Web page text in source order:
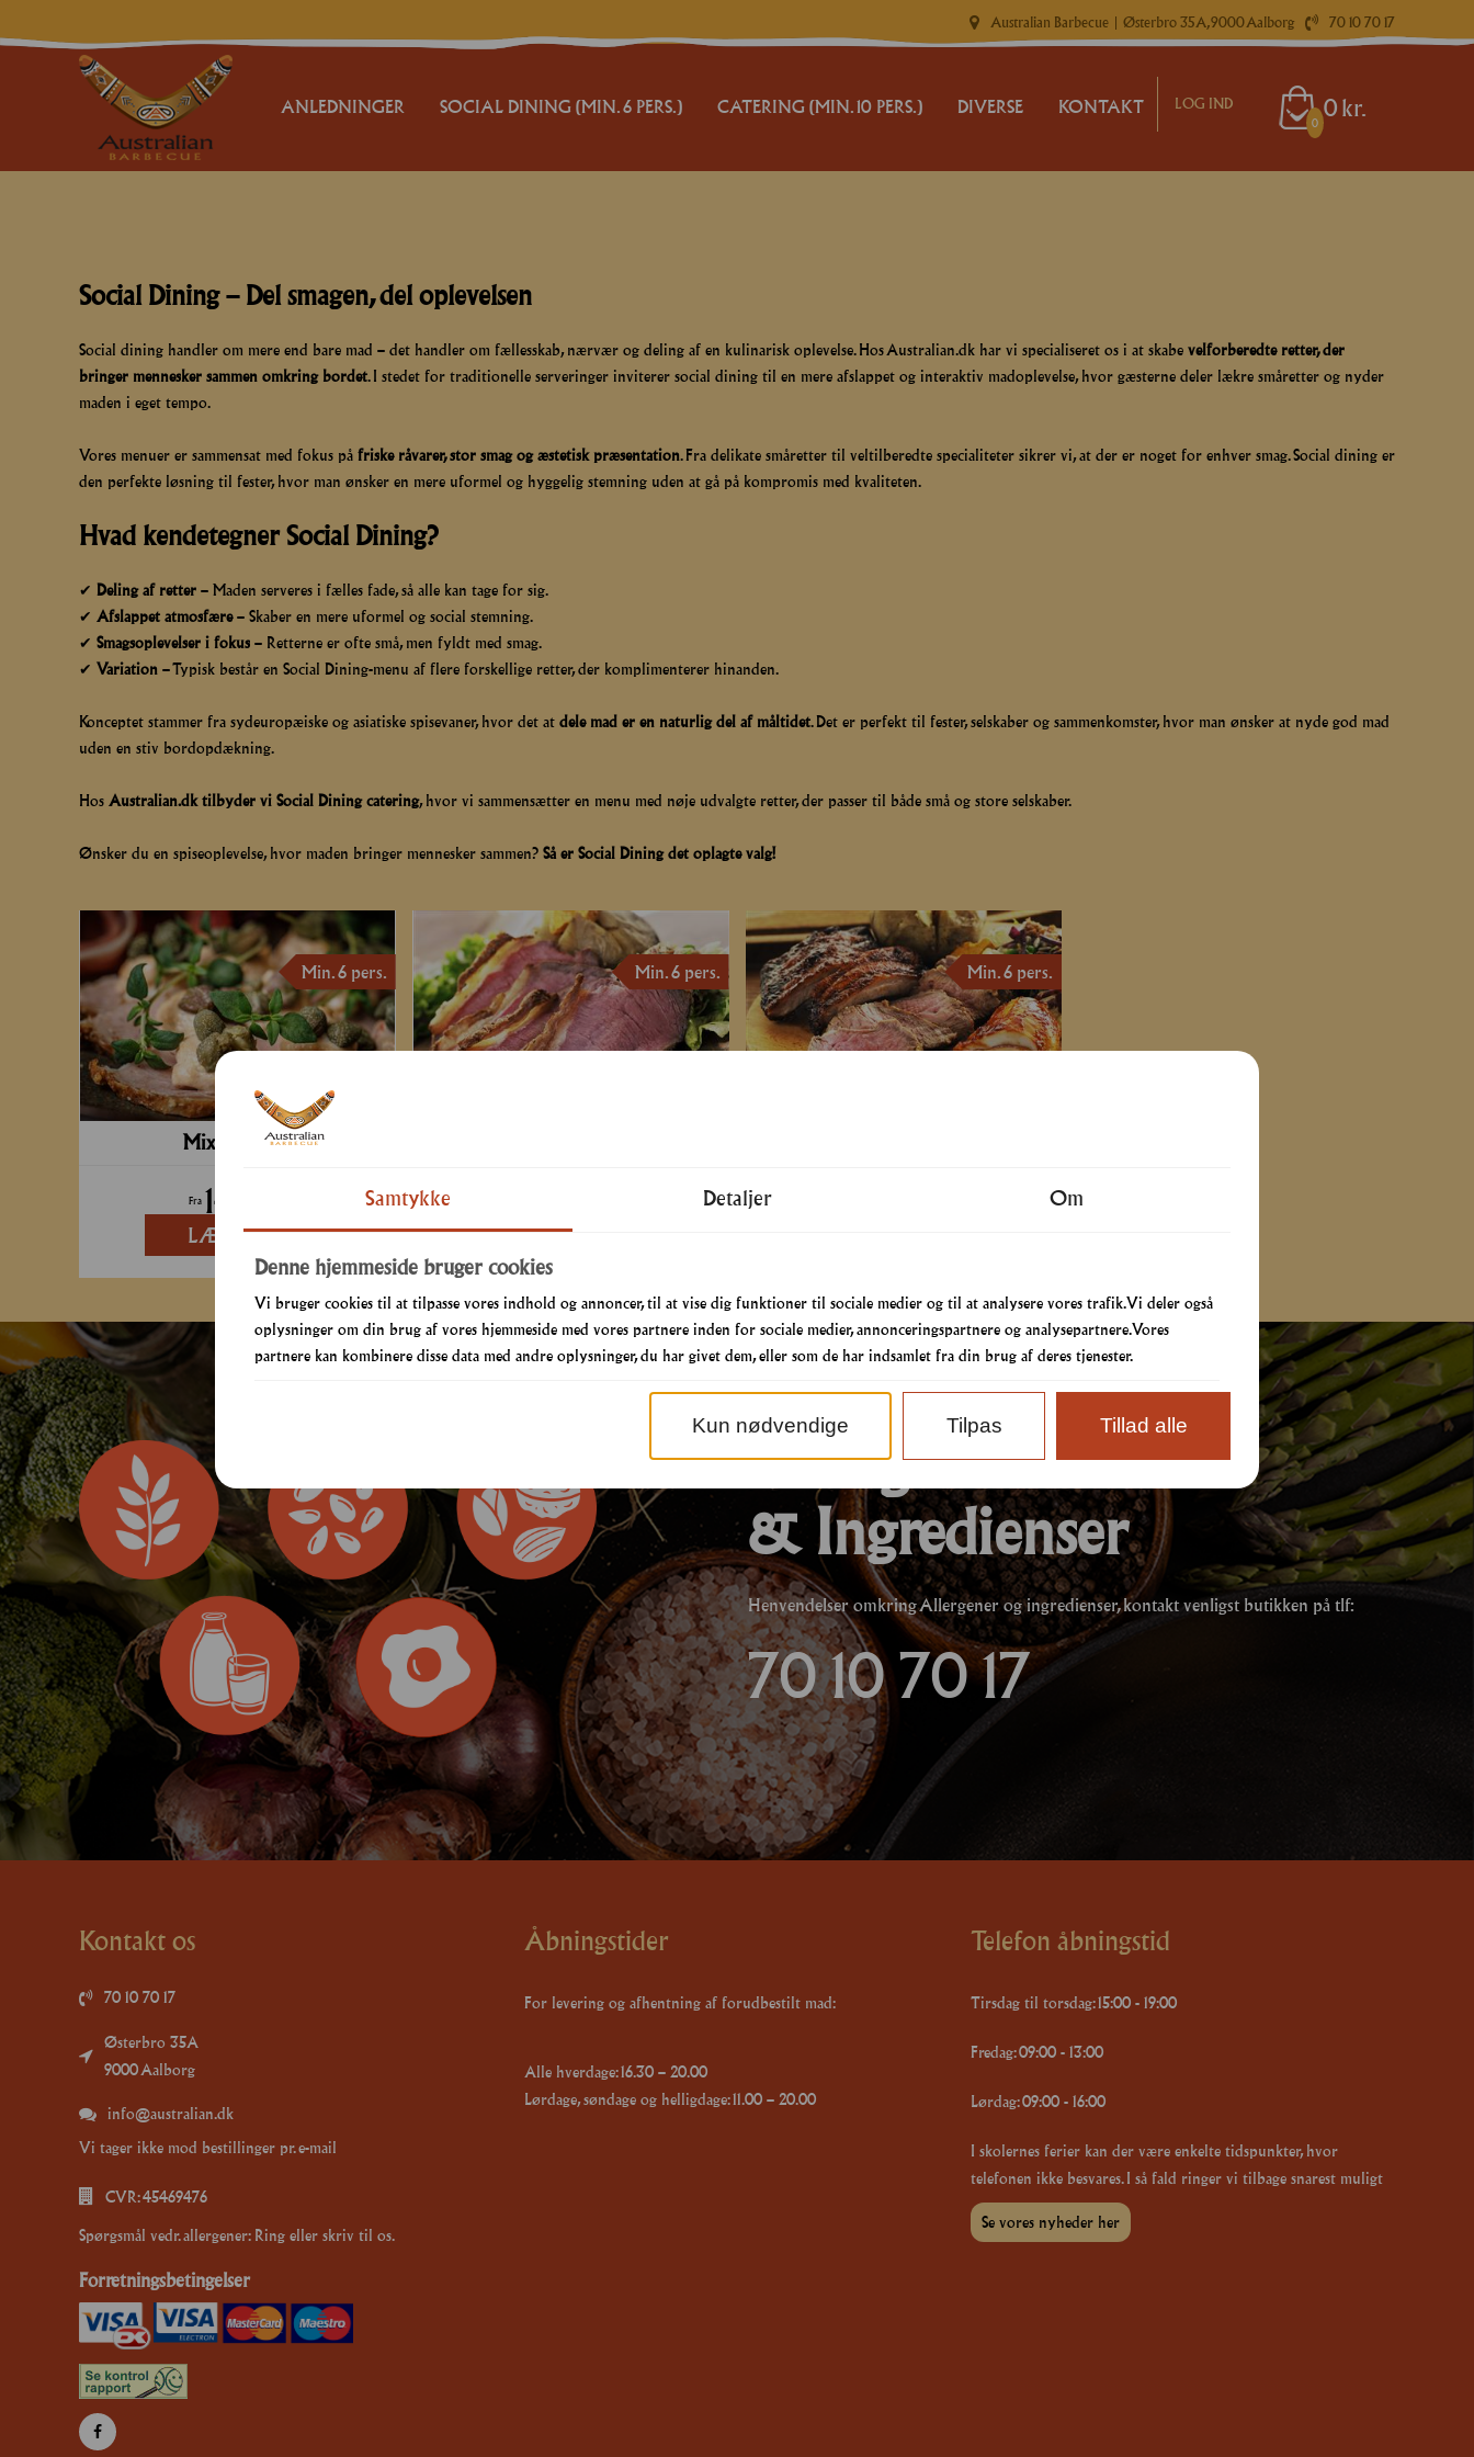
Australian Barbecue | Østerbro 35A, 9000 Aalborg 70 10 70 17
ANLEDNINGER
KONFIRMATION
GÆSTEMAD
JULEFROKOST
NYTÅR
RECEPTION
SOCIAL DINING (MIN. 6 PERS.) CATERING (MIN. 10 PERS.)
RESERVATION
DIVERSE
BETALING
KONTAKT LOG IND
0
0 kr.
Social Dining – Del smagen, del oplevelsen
Social dining handler om mere end bare mad – det handler om fællesskab, nærvær og deling af en kulinarisk oplevelse. Hos Australian.dk har vi specialiseret os i at skabe velforberedte retter, der
bringer mennesker sammen omkring bordet. I stedet for traditionelle serveringer inviterer social dining til en mere afslappet og interaktiv madoplevelse, hvor gæsterne deler lækre småretter og nyder
maden i eget tempo.
Vores menuer er sammensat med fokus på friske råvarer, stor smag og æstetisk præsentation. Fra delikate småretter til veltilberedte specialiteter sikrer vi, at der er noget for enhver smag. Social dining er
den perfekte løsning til fester, hvor man ønsker en mere uformel og hyggelig stemning uden at gå på kompromis med kvaliteten.
Hvad kendetegner Social Dining?
✔ Deling af retter – Maden serveres i fælles fade, så alle kan tage for sig.
✔ Afslappet atmosfære– Skaber en mere uformel og social stemning.
✔ Smagsoplevelser i fokus – Retterne er ofte små, men fyldt med smag.
✔ Variation – Typisk består en Social Dining-menu af flere forskellige retter, der komplimenterer hinanden.
Konceptet stammer fra sydeuropæiske og asiatiske spisevaner, hvor det at dele mad er en naturlig del af måltidet. Det er perfekt til fester, selskaber og sammenkomster, hvor man ønsker at nyde god mad
uden en stiv bordopdækning.
Hos Australian.dk tilbyder vi Social Dining catering, hvor vi sammensætter en menu med nøje udvalgte retter, der passer til både små og store selskaber.
Ønsker du en spiseoplevelse, hvor maden bringer mennesker sammen? Så er Social Dining det oplagte valg!
Mix 'n' Menu
Min. 6 pers.
Fra 149
LÆS MERE
Min. 6 pers.
LÆS MERE
Min. 6 pers.
Allergener
& Ingredienser
Henvendelser omkring Allergener og ingredienser, kontakt venligst butikken på tlf:
70 10 70 17
Kontakt os
70 10 70 17
Østerbro 35A
9000 Aalborg
info@australian.dk
Vi tager ikke mod bestillinger pr. e-mail
CVR: 45469476
Spørgsmål vedr. allergener: Ring eller skriv til os.
Forretningsbetingelser
Åbningstider
For levering og afhentning af forudbestilt mad:
Alle hverdage: 16.30 – 20.00
Lørdage, søndage og helligdage: 11.00 – 20.00
Telefon åbningstid
Tirsdag til torsdag: 15:00 - 19:00
Fredag: 09:00 - 13:00
Lørdag: 09:00 - 16:00
I skolernes ferier kan der være enkelte tidspunkter, hvor
telefonen ikke besvares. I så fald ringer vi tilbage snarest muligt
Se vores nyheder her
Samtykke Detaljer Om
Denne hjemmeside bruger cookies
Vi bruger cookies til at tilpasse vores indhold og annoncer, til at vise dig funktioner til sociale medier og til at analysere vores trafik. Vi deler også
oplysninger om din brug af vores hjemmeside med vores partnere inden for sociale medier, annonceringspartnere og analysepartnere. Vores
partnere kan kombinere disse data med andre oplysninger, du har givet dem, eller som de har indsamlet fra din brug af deres tjenester.
Kun nødvendige Tilpas Tillad alle